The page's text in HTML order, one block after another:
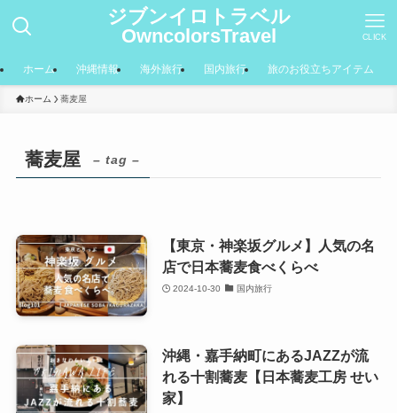
ジブンイロトラベル
OwncolorsTravel
CLICK
ホーム 沖縄情報 海外旅行 国内旅行 旅のお役立ちアイテム
ホーム 蕎麦屋
蕎麦屋 – tag –
【東京・神楽坂グルメ】人気の名
店で日本蕎麦食べくらべ
2024-10-30 国内旅行
沖縄・嘉手納町にあるJAZZが流
れる十割蕎麦【日本蕎麦工房 せい
家】